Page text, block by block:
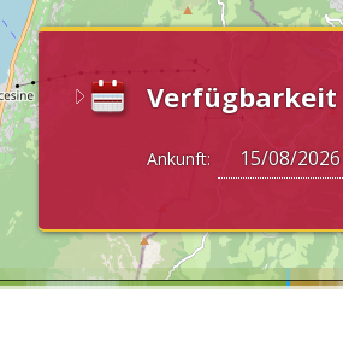
Verfügbarkeit
Ankunft: